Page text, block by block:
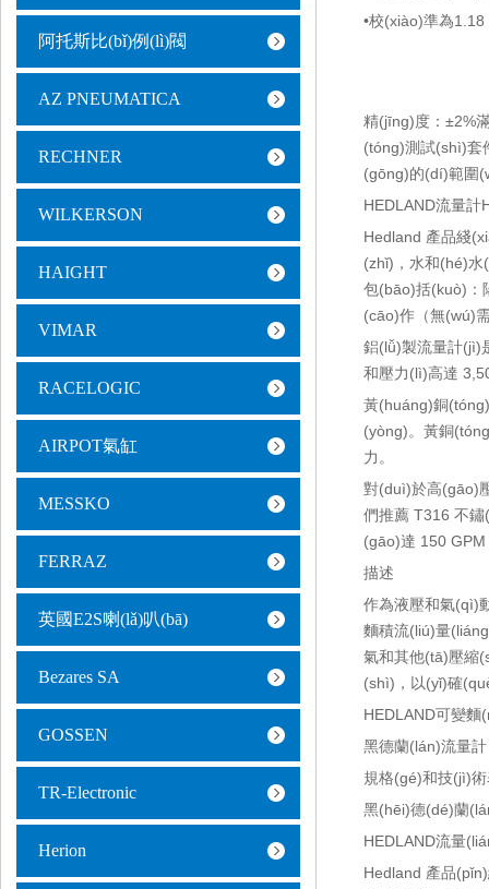
•校(xiào)準為1.18
精(jīng)度：±2%
(tóng)測試(shì)套
(gōng)的(dí)範圍
HEDLAND流量
Hedland 產品綫
(zhǐ)，水和(hé)水
包(bāo)括(kuò)
(cāo)作（無(wú)
鋁(lǚ)製流量計(jì)
和壓力(lì)高達
黃(huáng)銅
(yòng)。黃銅
力。
對(duì)於高(gāo)
們推薦 T316 不鏽
(gāo)達 150
描述
作為液壓和氣(qì)
麵積流(liú)量
氣和其他(tā)壓縮
(shì)，以(yǐ)確
HEDLAND可變
黑德蘭(lán)流量計
規格(gé)和技(jì)
黑(hēi)德(dé)蘭
HEDLAND流量
Hedland 產品
阿托斯比(bǐ)例(lì)閥
AZ PNEUMATICA
RECHNER
WILKERSON
HAIGHT
VIMAR
RACELOGIC
AIRPOT氣缸
MESSKO
FERRAZ
英國E2S喇(lǎ)叭(bā)
Bezares SA
GOSSEN
TR-Electronic
Herion